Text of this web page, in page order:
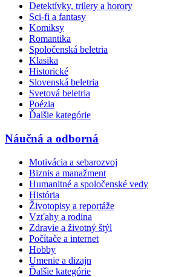
Detektívky, trilery a horory
Sci-fi a fantasy
Komiksy
Romantika
Spoločenská beletria
Klasika
Historické
Slovenská beletria
Svetová beletria
Poézia
Ďalšie kategórie
Náučná a odborná
Motivácia a sebarozvoj
Biznis a manažment
Humanitné a spoločenské vedy
História
Životopisy a reportáže
Vzťahy a rodina
Zdravie a životný štýl
Počítače a internet
Hobby
Umenie a dizajn
Ďalšie kategórie